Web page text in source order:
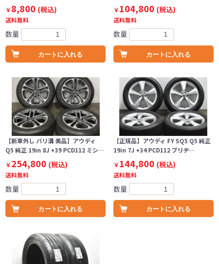
￥8,800 (税込)
送料無料
数量
カートに入れる
￥104,800 (税込)
送料無料
数量
カートに入れる
【新車外し バリ溝 美品】アウディ
Q5 純正 19in 8J +39 PCD112 ミシ…
￥254,800 (税込)
送料無料
数量
カートに入れる
【正規品】アウディ FY SQ5 Q5 純正
19in 7J +34 PCD112 ブリヂ…
￥144,800 (税込)
送料無料
数量
カートに入れる